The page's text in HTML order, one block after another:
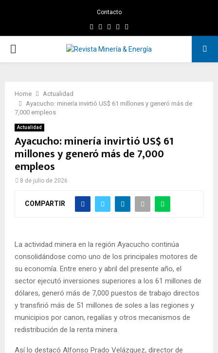
Contacto
Facebook
TwitterInstagram
Linkedin
PRIMARY
Home
Actualidad
Ayacucho: minería invirtió US$ 61 millones y generó más de
7,000 empleos
Actualidad
Ayacucho: minería invirtió US$ 61
millones y generó más de 7,000
empleos
8 de julio de 2026
COMPARTIR
La actividad minera en la región Ayacucho continúa
consolidándose como uno de los principales motores de
su economía. Entre enero y abril del presente año, el
sector ejecutó inversiones superiores a los 61 millones de
dólares, generó más de 7,000 puestos de trabajo directos
y transfirió más de 51 millones de soles a las regiones y
municipios por canon, regalías y otros mecanismos de
redistribución de la renta minera.
Así lo destacó Alfonso Prado Velázquez, director de